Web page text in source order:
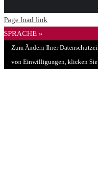
Page load link
SPRACHE »
Zum Ändern Ihrer
von Einwilligungen, klicken